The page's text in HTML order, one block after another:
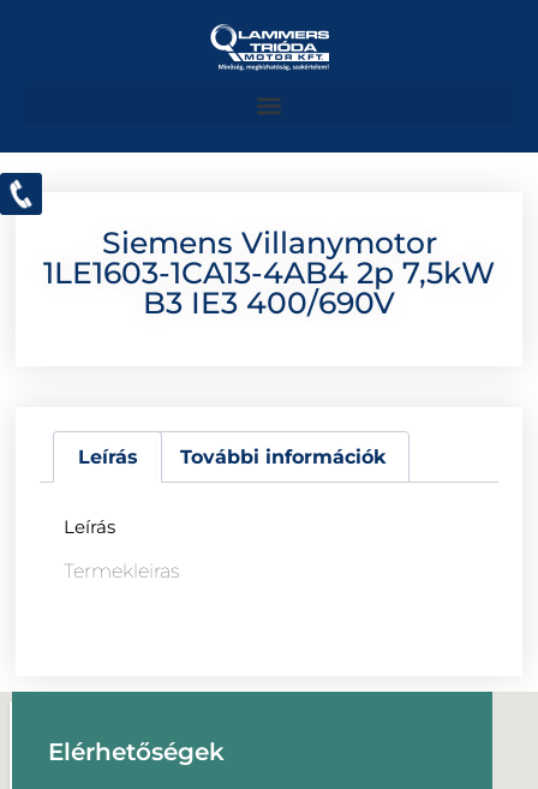
Siemens Villanymotor
1LE1603-1CA13-4AB4 2p 7,5kW
B3 IE3 400/690V
Leírás További információk
Leírás
Termekleiras
Elérhetőségek